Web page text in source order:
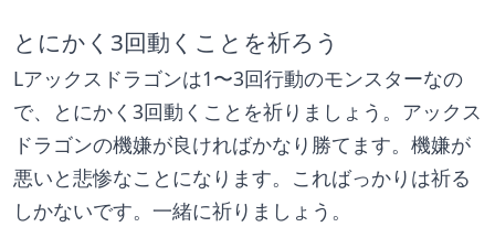
とにかく3回動くことを祈ろう
Lアックスドラゴンは1〜3回行動のモンスターなの
で、とにかく3回動くことを祈りましょう。アックス
ドラゴンの機嫌が良ければかなり勝てます。機嫌が
悪いと悲惨なことになります。こればっかりは祈る
しかないです。一緒に祈りましょう。